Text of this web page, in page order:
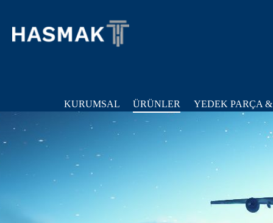
KURUMSAL ÜRÜNLER YEDEK PARÇA &